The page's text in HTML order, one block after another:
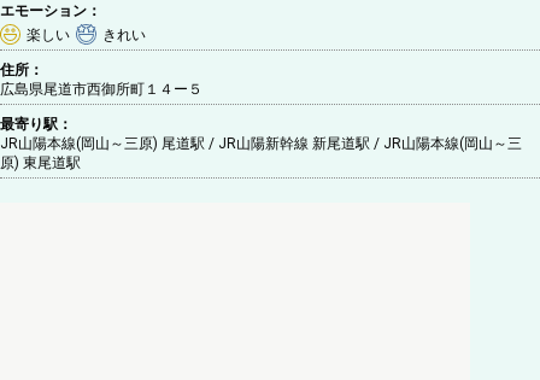
エモーション：
楽しい
きれい
住所：
広島県尾道市西御所町１４ー５
最寄り駅：
JR山陽本線(岡山～三原) 尾道駅 / JR山陽新幹線 新尾道駅 / JR山陽本線(岡山～三
原) 東尾道駅